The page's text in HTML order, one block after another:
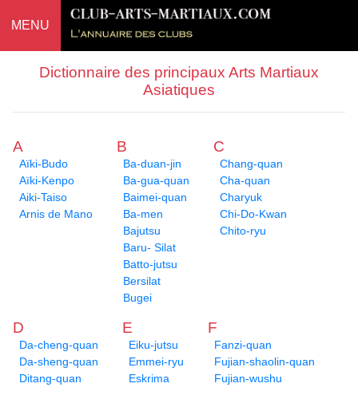
MENU
Dictionnaire des principaux Arts Martiaux
Asiatiques
A
Aïki-Budo
Aïki-Kenpo
Aiki-Taiso
Arnis de Mano
B
Ba-duan-jin
Ba-gua-quan
Baimei-quan
Ba-men
Bajutsu
Baru- Silat
Batto-jutsu
Bersilat
Bugei
C
Chang-quan
Cha-quan
Charyuk
Chi-Do-Kwan
Chito-ryu
D
Da-cheng-quan
Da-sheng-quan
Ditang-quan
E
Eiku-jutsu
Emmei-ryu
Eskrima
F
Fanzi-quan
Fujian-shaolin-quan
Fujian-wushu